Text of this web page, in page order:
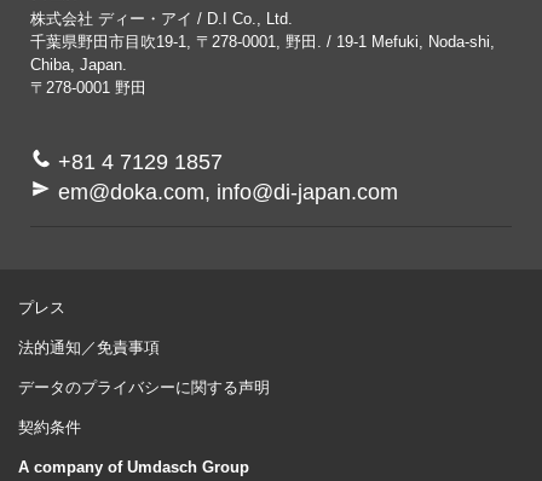
株式会社 ディー・アイ / D.I Co., Ltd.
千葉県野田市目吹19-1, 〒278-0001, 野田. / 19-1 Mefuki, Noda-shi,
Chiba, Japan.
〒278-0001 野田
+81 4 7129 1857
em@doka.com, info@di-japan.com
プレス
法的通知／免責事項
データのプライバシーに関する声明
契約条件
A company of Umdasch Group